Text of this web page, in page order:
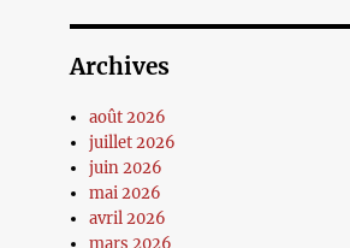
Archives
août 2026
juillet 2026
juin 2026
mai 2026
avril 2026
mars 2026